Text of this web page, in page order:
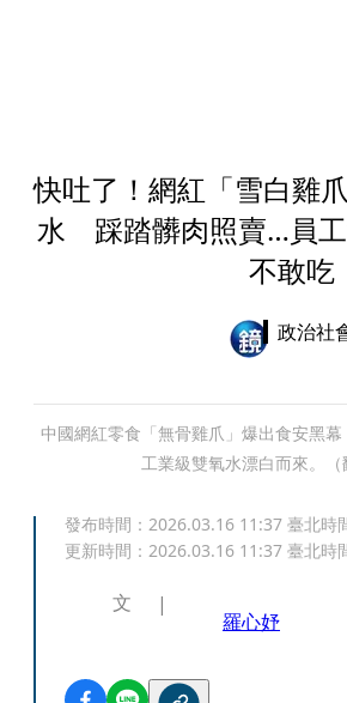
快吐了！網紅「雪白雞
水 踩踏髒肉照賣…員
不敢吃
政治社
中國網紅零食「無骨雞爪」爆出食安黑
工業級雙氧水漂白而來。（
發布時間： 2026.03.16 11:37 臺北時
更新時間： 2026.03.16 11:37 臺北時
文
羅心妤